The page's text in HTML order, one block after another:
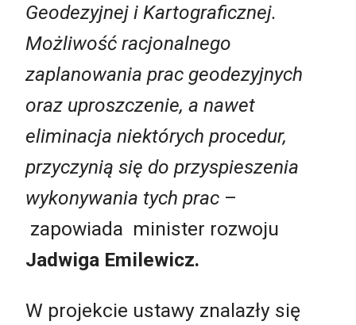
Geodezyjnej i Kartograficznej.
Możliwość racjonalnego
zaplanowania prac geodezyjnych
oraz uproszczenie, a nawet
eliminacja niektórych procedur,
przyczynią się do przyspieszenia
wykonywania tych prac –
zapowiada minister rozwoju
Jadwiga Emilewicz.
W projekcie ustawy znalazły się